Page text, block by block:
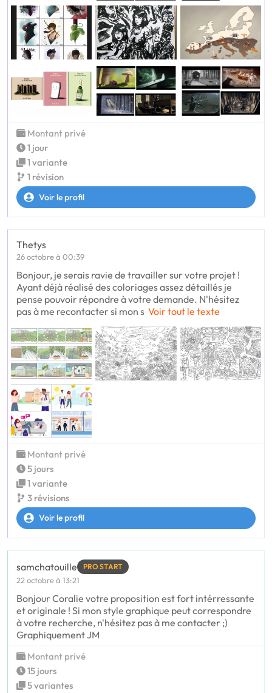
Montant privé
1 jour
1 variante
1 révision
Voir le profil
Thetys
26 octobre à 00:39
Bonjour, je serais ravie de travailler sur votre projet !
Ayant déjà réalisé des coloriages assez détaillés je
pense pouvoir répondre à votre demande. N'hésitez
pas à me recontacter si mon s Voir tout le texte
Montant privé
5 jours
1 variante
3 révisions
Voir le profil
samchatouille PRO START
22 octobre à 13:21
Bonjour Coralie votre proposition est fort intérressante
et originale ! Si mon style graphique peut correspondre
à votre recherche, n'hésitez pas à me contacter ;)
Graphiquement JM
Montant privé
15 jours
5 variantes